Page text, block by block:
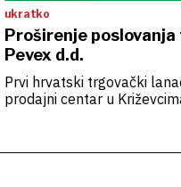
ukratko
Proširenje
Pevex d.d.
Prvi hrvatski trgovački
prodajni centar u